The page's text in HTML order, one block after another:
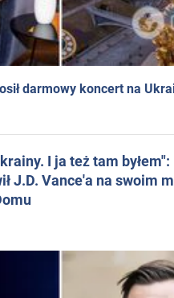
darmowy koncert na
I ja też tam
J.D. Vance'a na swoim